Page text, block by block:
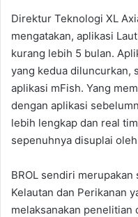
Direktur Teknologi XL
mengatakan, aplikasi
kurang lebih 5 bulan.
yang kedua diluncurkan,
aplikasi mFish. Yang
dengan aplikasi
lebih lengkap dan real
sepenuhnya disuplai
BROL sendiri
Kelautan dan Perikanan
melaksanakan penelitian